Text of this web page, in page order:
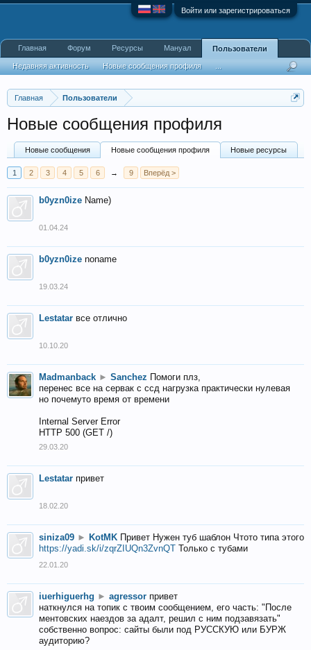
Войти или зарегистрироваться
Главная Пользователи
Новые сообщения профиля
Новые сообщения Новые сообщения профиля Новые ресурсы
1 2 3 4 5 6 → 9 Вперёд >
b0yzn0ize Name)
01.04.24
b0yzn0ize noname
19.03.24
Lestatar все отлично
10.10.20
Madmanback ► Sanchez Помоги плз,
перенес все на сервак с ссд нагрузка практически нулевая
но почемуто время от времени
Internal Server Error
HTTP 500 (GET /)
29.03.20
Lestatar привет
18.02.20
siniza09 ► KotMK Привет Нужен туб шаблон Чтото типа этого
https://yadi.sk/i/zqrZIUQn3ZvnQT Только с тубами
22.01.20
iuerhiguerhg ► agressor привет
наткнулся на топик с твоим сообщением, его часть: "После
ментовских наездов за адалт, решил с ним подзавязать"
собственно вопрос: сайты были под РУССКУЮ или БУРЖ
аудиторию?
Главная Форум Ресурсы Мануал Пользователи
Недавняя активность Новые сообщения профиля